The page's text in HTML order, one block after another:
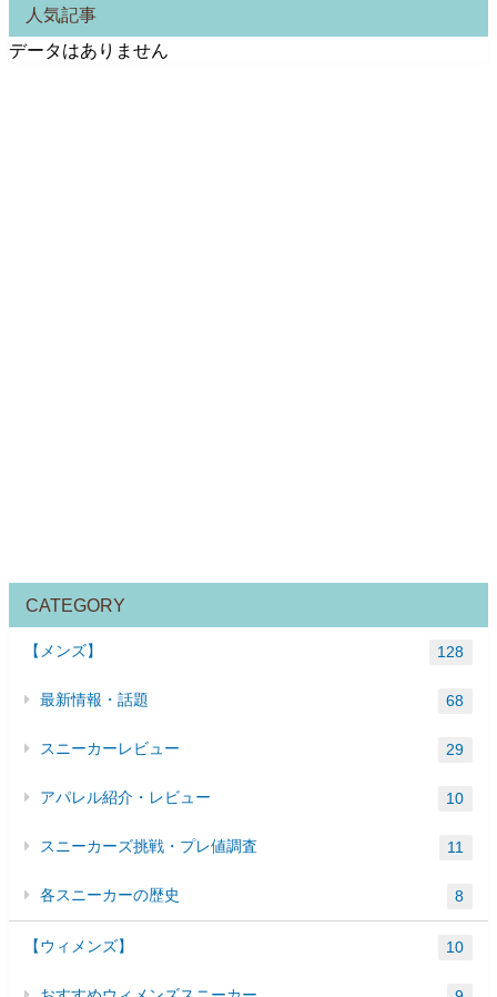
人気記事
データはありません
CATEGORY
【メンズ】 128
最新情報・話題 68
スニーカーレビュー 29
アパレル紹介・レビュー 10
スニーカーズ挑戦・プレ値調査 11
各スニーカーの歴史 8
【ウィメンズ】 10